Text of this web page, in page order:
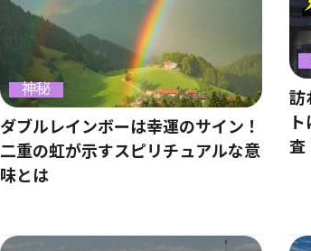
神秘
ダブルレインボーは幸運のサイン！
二重の虹が示すスピリチュアルな意
味とは
訪
査